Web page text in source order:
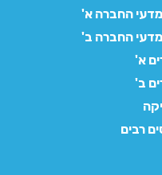
החברה א'
החברה ב'
א'
ב'
רבים